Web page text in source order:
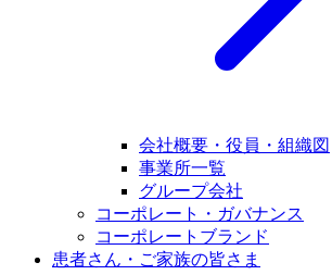
会社概要・役員・組織図
事業所一覧
グループ会社
コーポレート・ガバナンス
コーポレートブランド
患者さん・ご家族の皆さま